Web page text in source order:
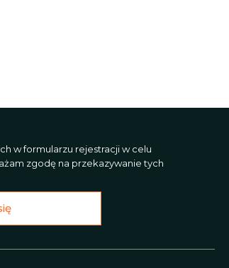
w formularzu rejestracji w celu
zgodę na przekazywanie tych